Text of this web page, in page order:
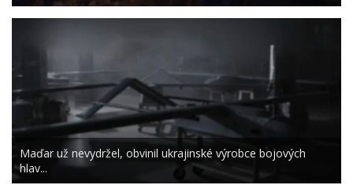
Maďar už nevydržel, obvinil ukrajinské výrobce bojových
hlav...